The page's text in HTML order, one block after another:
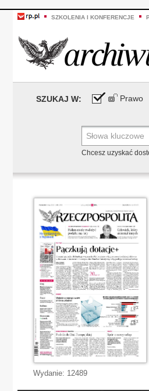
SZKOLENIA I KONFERENCJE
SZUKAJ W: Prawo
Chcesz uzyskać
Wydanie: 12489